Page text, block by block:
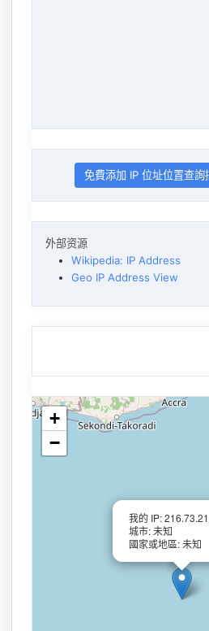
免費添加 IP 位址位置查詢
外部资源
Wikipedia: IP Address
Geo IP Address View
我的 IP:
城市: 未知
國家或地區: 未知
+
−